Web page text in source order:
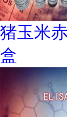
猪玉米
盒